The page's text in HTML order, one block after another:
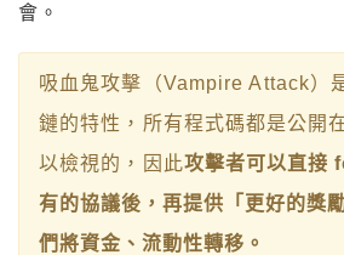
會。
吸血鬼攻擊（Vampire Attack）
鏈的特性，所有程式碼都是公開
以檢視的，因此攻擊者可以直接
有的協議後，再提供「更好的獎
們將資金、流動性轉移。